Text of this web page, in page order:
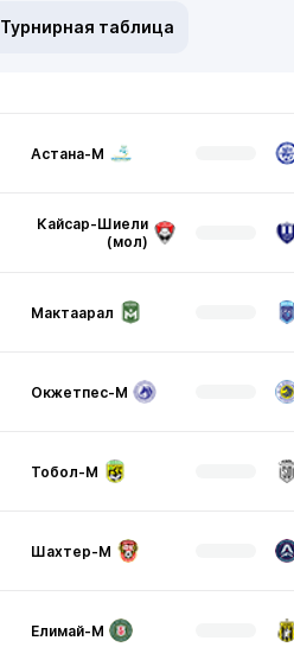
Турнирная таблица
Астана-М
Кайсар-Шиели
(мол)
Мактаарал
Окжетпес-М
Тобол-М
Шахтер-М
Елимай-М